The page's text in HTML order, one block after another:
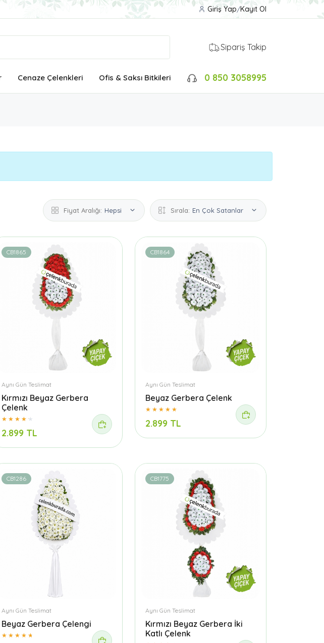
Giriş Yap/Kayıt Ol
Sipariş Takip
Cenaze Çelenkleri Ofis & Saksı Bitkileri 0 850 3058995
Fiyat Aralığı: Hepsi Sırala: En Çok Satanlar
CB1865
Aynı Gün Teslimat
Kırmızı Beyaz Gerbera
Çelenk
2.899 TL
CB1864
Aynı Gün Teslimat
Beyaz Gerbera Çelenk
2.899 TL
CB1286
Aynı Gün Teslimat
Beyaz Gerbera Çelengi
CB1775
Aynı Gün Teslimat
Kırmızı Beyaz Gerbera İki
Katlı Çelenk